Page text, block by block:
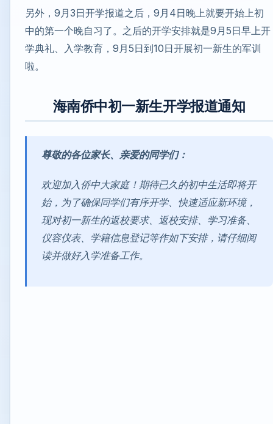
另外，9月3日开学报道之后，9月4日晚上就要开始上初
中的第一个晚自习了。之后的开学安排就是9月5日早上开
学典礼、入学教育，9月5日到10日开展初一新生的军训
啦。
海南侨中初一新生开学报道通知
尊敬的各位家长、亲爱的同学们：
欢迎加入侨中大家庭！期待已久的初中生活即将开
始，为了确保同学们有序开学、快速适应新环境，
现对初一新生的返校要求、返校安排、学习准备、
仪容仪表、学籍信息登记等作如下安排，请仔细阅
读并做好入学准备工作。